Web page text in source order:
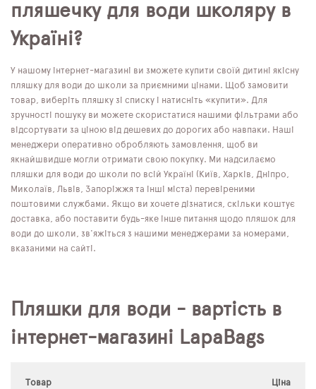
пляшечку для води школяру в
Україні?
У нашому інтернет-магазині ви зможете купити своїй дитині якісну
пляшку для води до школи за приємними цінами. Щоб замовити
товар, виберіть пляшку зі списку і натисніть «купити». Для
зручності пошуку ви можете скористатися нашими фільтрами або
відсортувати за ціною від дешевих до дорогих або навпаки. Наші
менеджери оперативно обробляють замовлення, щоб ви
якнайшвидше могли отримати свою покупку. Ми надсилаємо
пляшки для води до школи по всій Україні (Київ, Харків, Дніпро,
Миколаїв, Львів, Запоріжжя та інші міста) перевіреними
поштовими службами. Якщо ви хочете дізнатися, скільки коштує
доставка, або поставити будь-яке інше питання щодо пляшок для
води до школи, зв'яжіться з нашими менеджерами за номерами,
вказаними на сайті.
Пляшки для води - вартість в
інтернет-магазині LapaBags
Товар Ціна